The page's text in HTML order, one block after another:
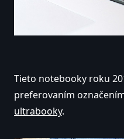
Tieto notebooky roku
preferovaním
ultrabooky.